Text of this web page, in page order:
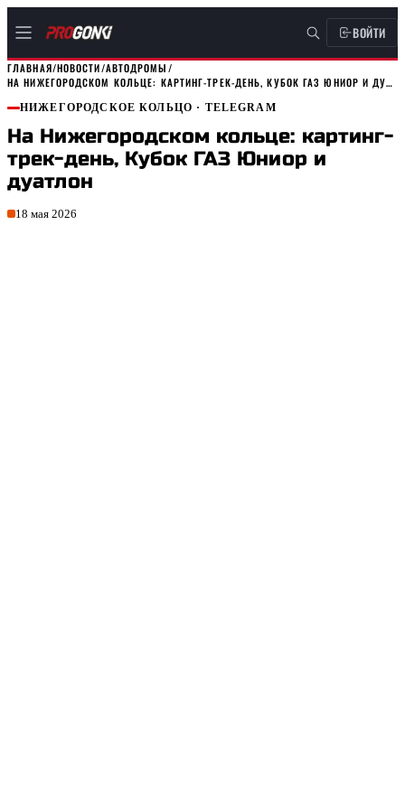
ВОЙТИ
ГЛАВНАЯ/НОВОСТИ/АВТОДРОМЫ/
НА НИЖЕГОРОДСКОМ КОЛЬЦЕ: КАРТИНГ-ТРЕК-ДЕНЬ, КУБОК ГАЗ ЮНИОР И ДУАТЛОН
НИЖЕГОРОДСКОЕ КОЛЬЦО · TELEGRAM
На Нижегородском кольце: картинг-
трек-день, Кубок ГАЗ Юниор и
дуатлон
18 мая 2026